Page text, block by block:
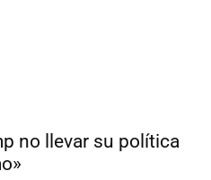
no llevar su política